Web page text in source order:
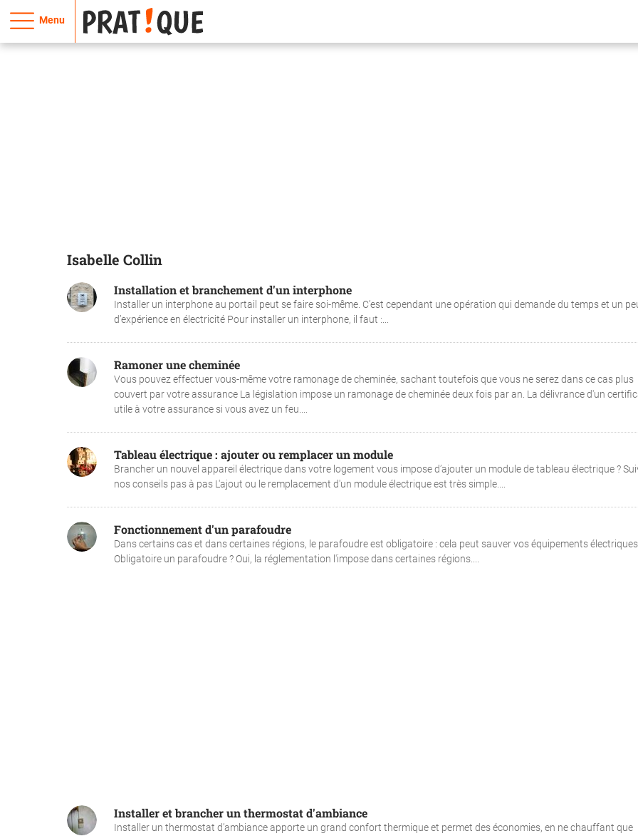
Menu
Isabelle Collin
Installation et branchement d'un interphone
Installer un interphone au portail peut se faire soi-même. C’est cependant une opération qui demande du temps et un
d’expérience en électricité Pour installer un interphone, il faut :...
Ramoner une cheminée
Vous pouvez effectuer vous-même votre ramonage de cheminée, sachant toutefois que vous ne serez dans ce cas plus
couvert par votre assurance La législation impose un ramonage de cheminée deux fois par an. La délivrance d'un
utile à votre assurance si vous avez un feu....
Tableau électrique : ajouter ou remplacer un module
Brancher un nouvel appareil électrique dans votre logement vous impose d’ajouter un module de tableau électrique ?
nos conseils pas à pas L'ajout ou le remplacement d'un module électrique est très simple....
Fonctionnement d'un parafoudre
Dans certains cas et dans certaines régions, le parafoudre est obligatoire : cela peut sauver vos équipements électriques
Obligatoire un parafoudre ? Oui, la réglementation l'impose dans certaines régions....
Installer et brancher un thermostat d'ambiance
Installer un thermostat d’ambiance apporte un grand confort thermique et permet des économies, en ne chauffant que